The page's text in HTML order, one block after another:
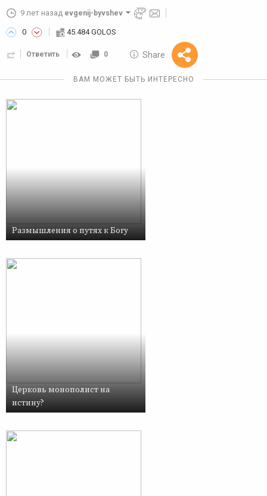
9 лет назад evgenij-byvshev
0 45.484 GOLOS
Ответить 0 Share
Reward
10 GOLOS
ВАМ МОЖЕТ БЫТЬ ИНТЕРЕСНО
Размышления о путях к Богу
Церковь монополист на
истину?